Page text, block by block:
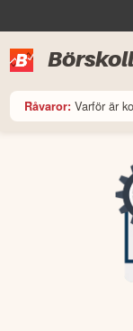
Råvaror: Varför är